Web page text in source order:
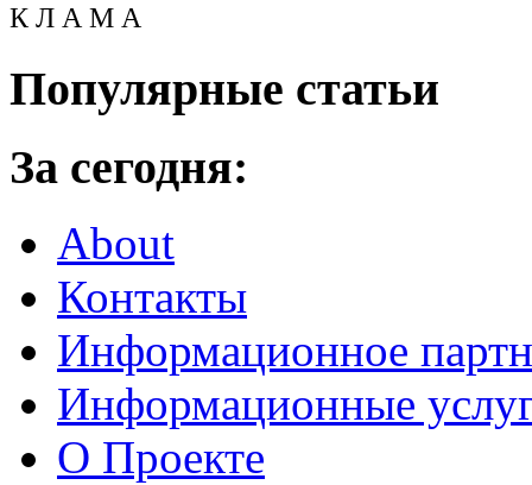
К Л А М А
Популярные статьи
За сегодня:
About
Контакты
Информационное
Информационные
О Проекте